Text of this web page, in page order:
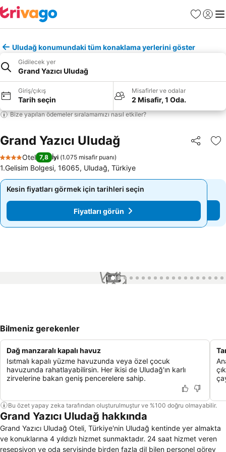
Favoriler
Giriş
Uludağ konumundaki tüm konaklama yerlerini göster
Gidilecek yer
Grand Yazıcı Uludağ
Giriş/çıkış
Tarih seçin
Misafirler ve odalar
2 Misafir, 1 Oda.
Bize yapılan ödemeler sıralamamızı nasıl etkiler?
Grand Yazıcı Uludağ Paylaş
4 Yıldız
Otel 7,8 İyi (1.075 misafir puanı)
1.Gelisim Bolgesi, 16065, Uludağ, Türkiye
Kesin fiyatları görmek için tarihleri seçin
Fiyatları görün
Kesin fiyatları görmek için tarihleri seçin
Fiyatları görün
1 / 19
Bilmeniz gerekenler
Dağ manzaralı kapalı havuz
Isıtmalı kapalı yüzme havuzunda veya özel çocuk
havuzunda rahatlayabilirsin. Her ikisi de Uludağ'ın karlı
zirvelerine bakan geniş pencerelere sahip.
Bu özet yapay zeka tarafından oluşturulmuştur ve %100 doğru olmayabilir.
Grand Yazıcı Uludağ hakkında
Grand Yazıcı Uludağ Oteli, Türkiye'nin Uludağ kentinde yer almakta
ve konuklarına 4 yıldızlı hizmet sunmaktadır. 24 saat hizmet veren
resepsiyon ve oda servisinde birden fazla dil bilen personel görev